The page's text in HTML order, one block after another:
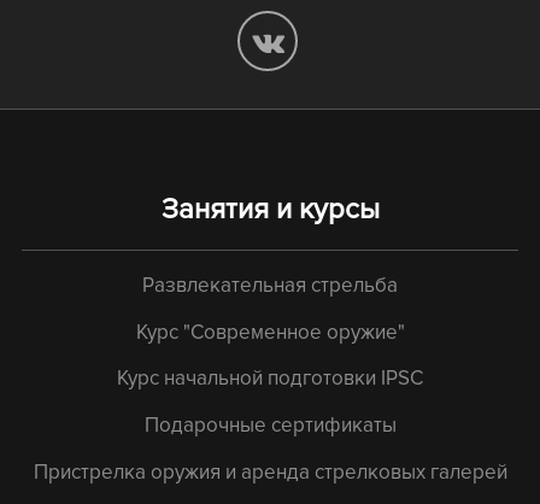
Занятия и курсы
Развлекательная стрельба
Курс "Современное оружие"
Курс начальной подготовки IPSC
Подарочные сертификаты
Пристрелка оружия и аренда стрелковых галерей